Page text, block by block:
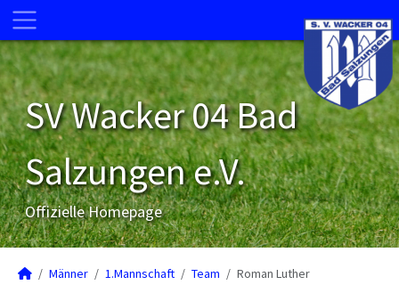
SV Wacker 04 Bad
Salzungen e.V.
Offizielle Homepage
Männer 1.Mannschaft Team Roman Luther